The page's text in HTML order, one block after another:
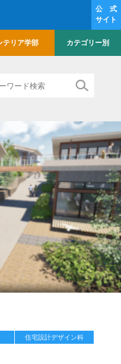
公 式
サイト
テリア学部 カテゴリー別
住宅設計デザイン科